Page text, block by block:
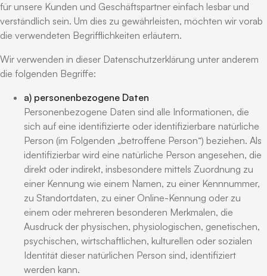
für unsere Kunden und Geschäftspartner einfach lesbar und
verständlich sein. Um dies zu gewährleisten, möchten wir vorab
die verwendeten Begrifflichkeiten erläutern.
Wir verwenden in dieser Datenschutzerklärung unter anderem
die folgenden Begriffe:
a) personenbezogene Daten
Personenbezogene Daten sind alle Informationen, die
sich auf eine identifizierte oder identifizierbare natürliche
Person (im Folgenden „betroffene Person“) beziehen. Als
identifizierbar wird eine natürliche Person angesehen, die
direkt oder indirekt, insbesondere mittels Zuordnung zu
einer Kennung wie einem Namen, zu einer Kennnummer,
zu Standortdaten, zu einer Online-Kennung oder zu
einem oder mehreren besonderen Merkmalen, die
Ausdruck der physischen, physiologischen, genetischen,
psychischen, wirtschaftlichen, kulturellen oder sozialen
Identität dieser natürlichen Person sind, identifiziert
werden kann.